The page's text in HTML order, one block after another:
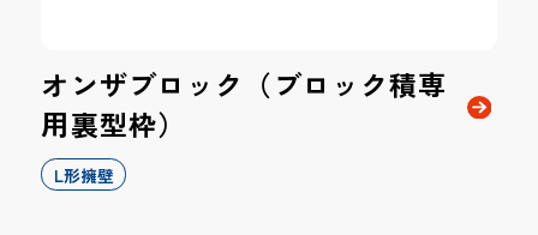
オンザブロック（ブロック積専
用裏型枠）
L形擁壁